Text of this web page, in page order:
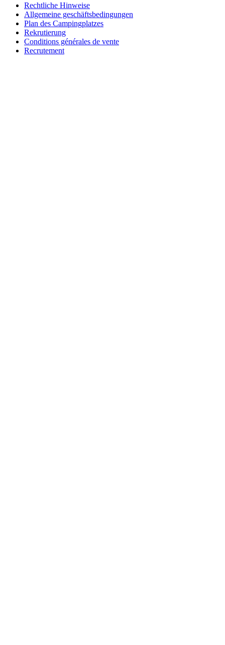
Rechtliche Hinweise
Allgemeine geschäftsbedingungen
Plan des Campingplatzes
Rekrutierung
Conditions générales de vente
Recrutement